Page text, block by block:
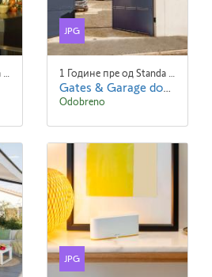
1 Године пре од Standa Blaha
JPG
1 Године пре од Standa Blaha
Gates & Garage doors.jpg
Odobreno
JPG